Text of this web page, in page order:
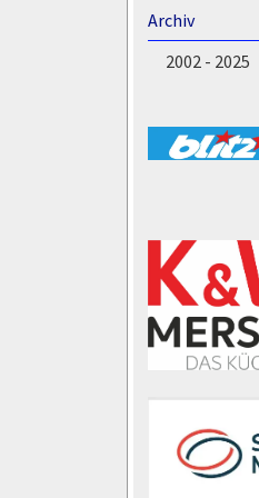
Archiv
2002 - 2025